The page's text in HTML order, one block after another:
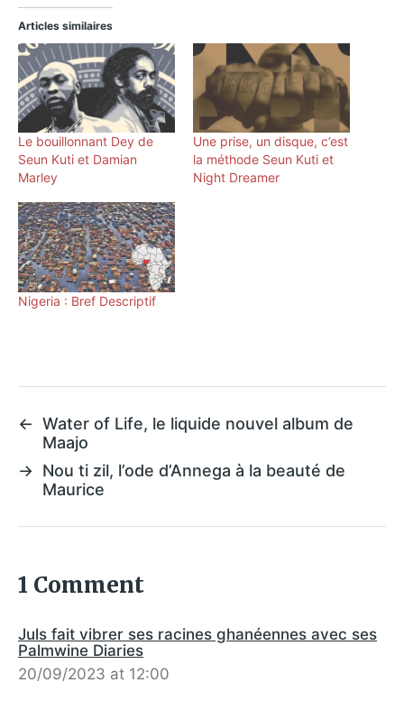
Articles similaires
Le bouillonnant Dey de
Seun Kuti et Damian
Marley
Une prise, un disque, c’est
la méthode Seun Kuti et
Night Dreamer
Nigeria : Bref Descriptif
← Water of Life, le liquide nouvel album de
Maajo
→ Nou ti zil, l’ode d’Annega à la beauté de
Maurice
1 Comment
Juls fait vibrer ses racines ghanéennes avec ses
Palmwine Diaries
20/09/2023 at 12:00